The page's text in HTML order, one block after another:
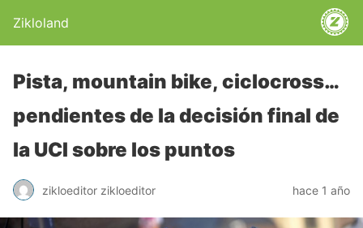
Zikloland
Pista, mountain bike, ciclocross…
pendientes de la decisión final de
la UCI sobre los puntos
zikloeditor zikloeditor hace 1 año